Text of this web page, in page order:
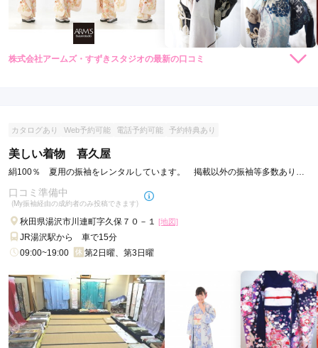
株式会社アームズ・すずきスタジオの最新の口コミ
カタログあり Web予約可能 電話予約可能 予約特典あり
美しい着物 喜久屋
絹100％ 夏用の振袖をレンタルしています。 掲載以外の振袖等多数ありま
口コミ準備中
(My振袖経由の成約者のみ投稿できます)
秋田県湯沢市川連町字久保７０－１ [地図]
JR湯沢駅から 車で15分
09:00~19:00
第2日曜、第3日曜